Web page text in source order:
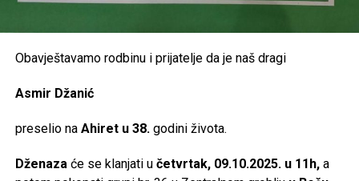
Obavještavamo rodbinu i prijatelje da je naš dragi
Asmir Džanić
preselio na Ahiret u 38. godini života.
Dženaza će se klanjati učetvrtak, 09.10.2025. u 11h, a